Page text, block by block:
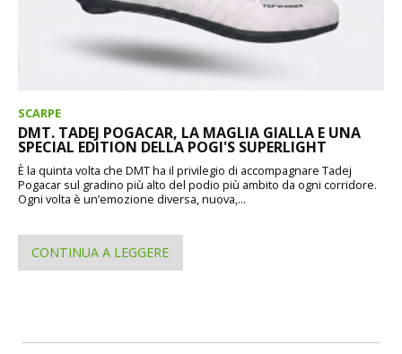
SCARPE
DMT. TADEJ POGACAR, LA MAGLIA GIALLA E UNA
SPECIAL EDITION DELLA POGI'S SUPERLIGHT
È la quinta volta che DMT ha il privilegio di accompagnare Tadej
Pogacar sul gradino più alto del podio più ambito da ogni corridore.
Ogni volta è un’emozione diversa, nuova,...
CONTINUA A LEGGERE